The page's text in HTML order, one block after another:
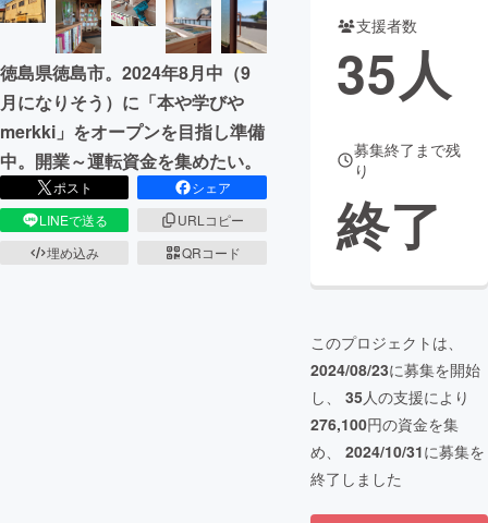
徳島県徳島市。2024年8月中（9
月になりそう）に「本や学びや
merkki」をオープンを目指し準備
中。開業～運転資金を集めたい。
ポスト
シェア
LINEで送る
URLコピー
埋め込み
QRコード
支援者数
35人
募集終了まで残
り
終了
このプロジェクトは、
2024/08/23に募集を開始
し、 35人の支援により
276,100円の資金を集
め、 2024/10/31に募集を
終了しました